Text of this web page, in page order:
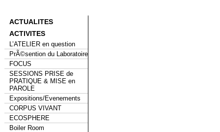
ACTUALITES
ACTIVITES
L’ATELIER en question
PrÃ©sention du Laboratoire
FOCUS
SESSIONS PRISE de
PRATIQUE & MISE en
PAROLE
Expositions/Evenements
CORPUS VIVANT
ECOSPHERE
Boiler Room